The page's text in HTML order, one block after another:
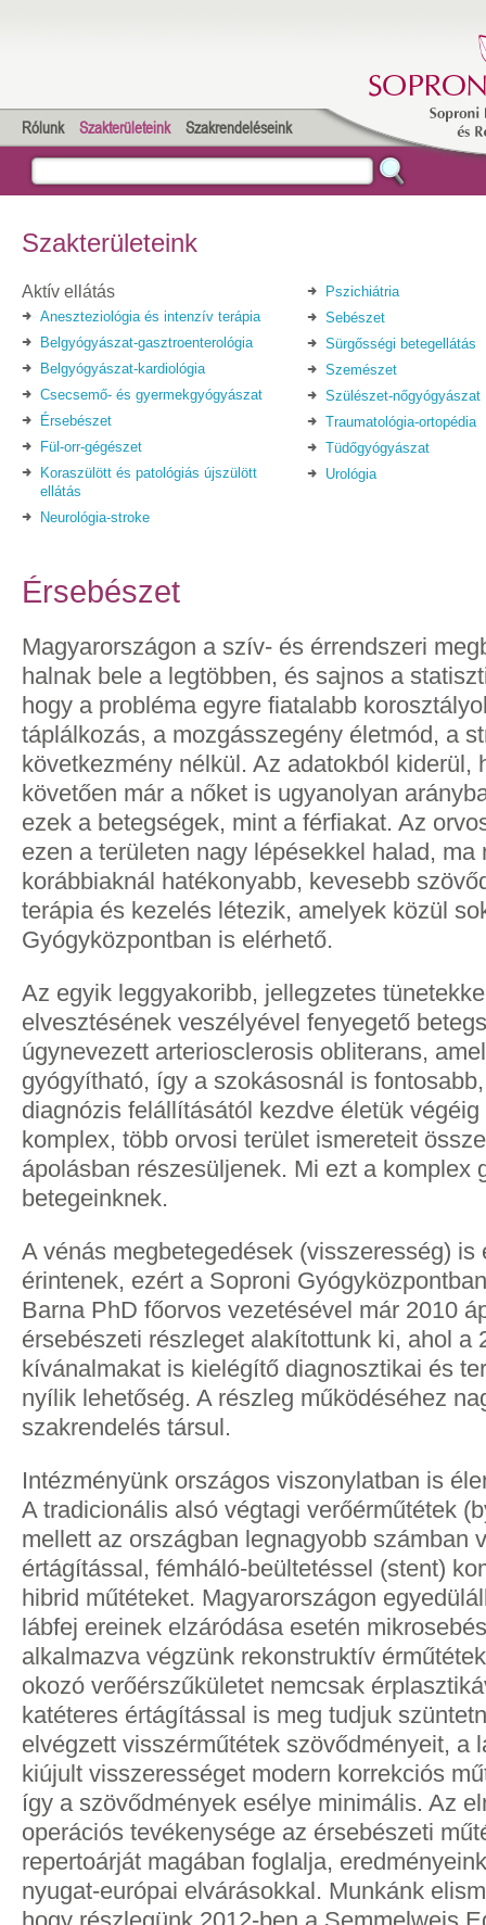
Rólunk Szakterületeink Szakrendeléseink
Szakterületeink
Aktív ellátás
Aneszteziológia és intenzív terápia
Belgyógyászat-gasztroenterológia
Belgyógyászat-kardiológia
Csecsemő- és gyermekgyógyászat
Érsebészet
Fül-orr-gégészet
Koraszülött és patológiás újszülött
ellátás
Neurológia-stroke
Pszichiátria
Sebészet
Sürgősségi betegellátás
Szemészet
Szülészet-nőgyógyászat
Traumatológia-ortopédia
Tüdőgyógyászat
Urológia
Érsebészet
Magyarországon a szív- és érrendszeri
halnak bele a legtöbben, és sajnos a
hogy a probléma egyre fiatalabb
táplálkozás, a mozgásszegény életmód, a
következmény nélkül. Az adatokból kiderül,
követően már a nőket is ugyanolyan
ezek a betegségek, mint a férfiakat. Az
ezen a területen nagy lépésekkel halad, ma
korábbiaknál hatékonyabb, kevesebb
terápia és kezelés létezik, amelyek közül
Gyógyközpontban is elérhető.
Az egyik leggyakoribb, jellegzetes
elvesztésének veszélyével fenyegető
úgynevezett arteriosclerosis obliterans,
gyógyítható, így a szokásosnál is
diagnózis felállításától kezdve életük
komplex, több orvosi terület ismereteit
ápolásban részesüljenek. Mi ezt a komplex
betegeinknek.
A vénás megbetegedések (visszeresség) is
érintenek, ezért a Soproni
Barna PhD főorvos vezetésével már 2010
érsebészeti részleget alakítottunk ki, ahol a
kívánalmakat is kielégítő diagnosztikai és
nyílik lehetőség. A részleg működéséhez
szakrendelés társul.
Intézményünk országos viszonylatban is
A tradicionális alsó végtagi verőérműtétek
mellett az országban legnagyobb számban
értágítással, fémháló-beültetéssel (stent)
hibrid műtéteket. Magyarországon
lábfej ereinek elzáródása esetén
alkalmazva végzünk rekonstruktív
okozó verőérszűkületet nemcsak
katéteres értágítással is meg tudjuk
elvégzett visszérműtétek szövődményeit, a
kiújult visszerességet modern korrekciós
így a szövődmények esélye minimális. Az
operációs tevékenysége az érsebészeti
repertoárját magában foglalja,
nyugat-európai elvárásokkal. Munkánk